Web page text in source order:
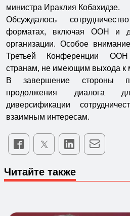
министра Ираклия Кобахидзе.
Обсуждалось
форматах, включая ООН и
организации. Особое
Третьей Конференции
странам, не имеющим выхода к
В завершение стороны
продолжения диалога
диверсификации
взаимным интересам.
Читайте также